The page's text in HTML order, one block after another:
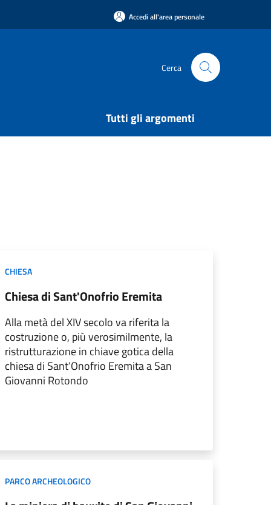
Accedi all'area personale
Cerca
Tutti gli argomenti
CHIESA
Chiesa di Sant'Onofrio Eremita
Alla metà del XIV secolo va riferita la
costruzione o, più verosimilmente, la
ristrutturazione in chiave gotica della
chiesa di Sant’Onofrio Eremita a San
Giovanni Rotondo
PARCO ARCHEOLOGICO